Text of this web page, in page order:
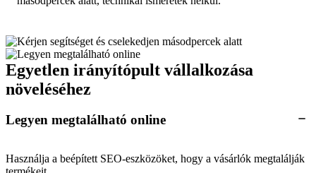
Egyetlen irányítópult vállalkozása
növeléséhez
Legyen megtalálható online
Használja a beépített SEO-eszközöket, hogy a vásárlók megtalálják